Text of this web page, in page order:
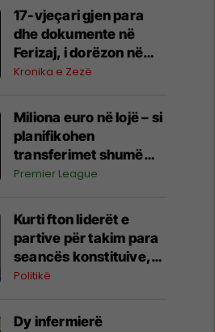
17-vjeçari gjen para
dhe dokumente në
Ferizaj, i dorëzon në
polici
Kronika e Zezë
Miliona euro në lojë – si
planifikohen
transferimet shumë
muaj para hapjes së
Premier League
Kurti fton liderët e
partive për takim para
seancës konstituive,
Aleanca refuzon
Politikë
Dy infermierë